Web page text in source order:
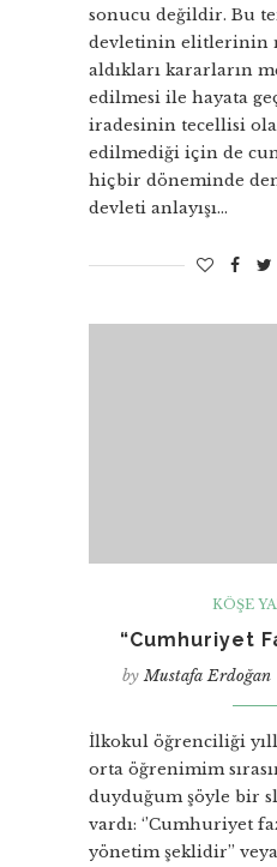
sonucu değildir. Bu
devletinin elitlerinin
aldıkları kararların
edilmesi ile hayata
iradesinin tecellisi
edilmediği için de
hiçbir döneminde
devleti anlayışı…
KÖŞE
“Cumhuriyet
byMustafa Erdoğan
İlkokul öğrenciliği
orta öğrenimim
duyduğum şöyle bir
vardı: ‘’Cumhuriyet
yönetim şeklidir’’